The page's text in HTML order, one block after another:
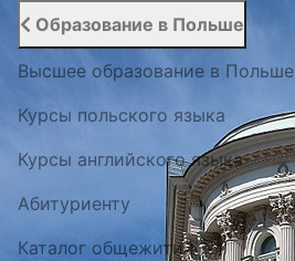
Образование в Польше
Высшее образование в Польше
Курсы польского языка
Курсы английского языка
Абитуриенту
Каталог общежитий